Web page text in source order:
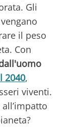
Gli
il peso
Con
2040,
viventi.